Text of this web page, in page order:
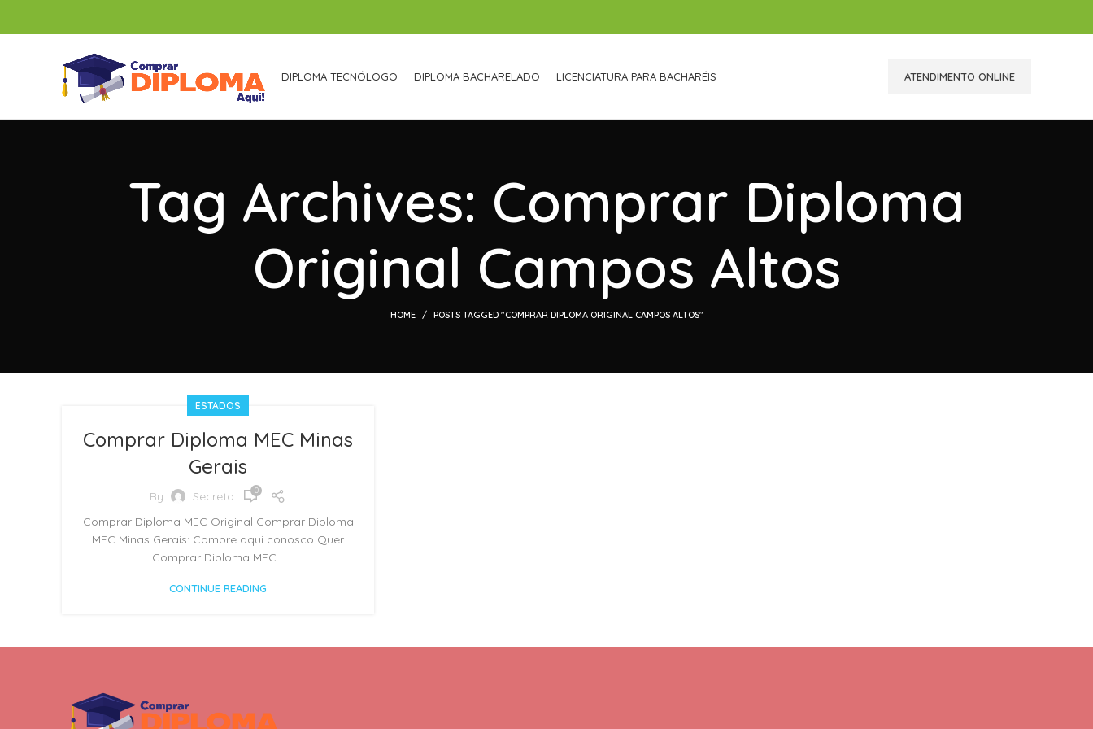
DIPLOMA TECNÓLOGO DIPLOMA BACHARELADO LICENCIATURA PARA BACHARÉIS ATENDIMENTO ONLINE
Tag Archives: Comprar Diploma
Original Campos Altos
HOME POSTS TAGGED "COMPRAR DIPLOMA ORIGINAL CAMPOS ALTOS"
ESTADOS
Comprar Diploma MEC Minas
Gerais
By Secreto 0
Comprar Diploma MEC Original Comprar Diploma
MEC Minas Gerais: Compre aqui conosco Quer
Comprar Diploma MEC...
CONTINUE READING